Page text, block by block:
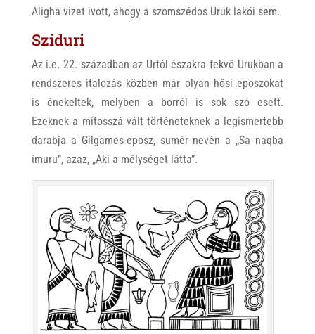
Aligha vizet ivott, ahogy a szomszédos Uruk lakói sem.
Sziduri
Az i.e. 22. században az Urtól északra fekvő Urukban a
rendszeres italozás közben már olyan hősi eposzokat
is énekeltek, melyben a borról is sok szó esett.
Ezeknek a mítosszá vált történeteknek a legismertebb
darabja a Gilgames-eposz, sumér nevén a „Sa naqba
imuru”, azaz, „Aki a mélységet látta”.